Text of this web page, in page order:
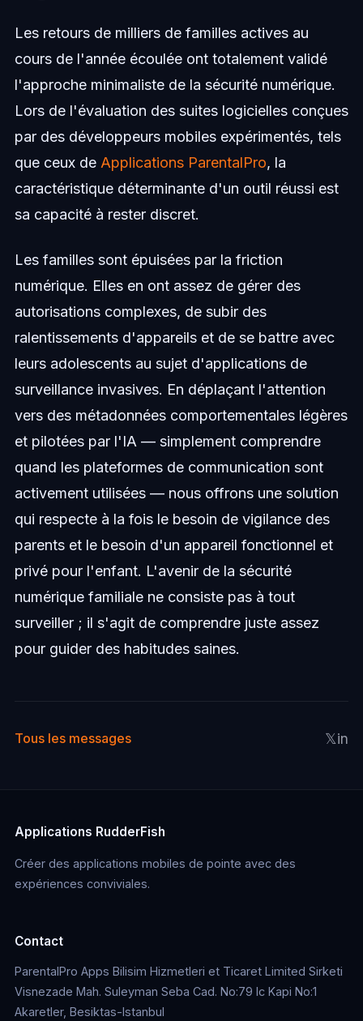
Les retours de milliers de familles actives au
cours de l'année écoulée ont totalement validé
l'approche minimaliste de la sécurité numérique.
Lors de l'évaluation des suites logicielles conçues
par des développeurs mobiles expérimentés, tels
que ceux de Applications ParentalPro, la
caractéristique déterminante d'un outil réussi est
sa capacité à rester discret.
Les familles sont épuisées par la friction
numérique. Elles en ont assez de gérer des
autorisations complexes, de subir des
ralentissements d'appareils et de se battre avec
leurs adolescents au sujet d'applications de
surveillance invasives. En déplaçant l'attention
vers des métadonnées comportementales légères
et pilotées par l'IA — simplement comprendre
quand les plateformes de communication sont
activement utilisées — nous offrons une solution
qui respecte à la fois le besoin de vigilance des
parents et le besoin d'un appareil fonctionnel et
privé pour l'enfant. L'avenir de la sécurité
numérique familiale ne consiste pas à tout
surveiller ; il s'agit de comprendre juste assez
pour guider des habitudes saines.
Tous les messages 𝕏in
Applications RudderFish
Créer des applications mobiles de pointe avec des
expériences conviviales.
Contact
ParentalPro Apps Bilisim Hizmetleri et Ticaret Limited Sirketi
Visnezade Mah. Suleyman Seba Cad. No:79 Ic Kapi No:1
Akaretler, Besiktas-Istanbul